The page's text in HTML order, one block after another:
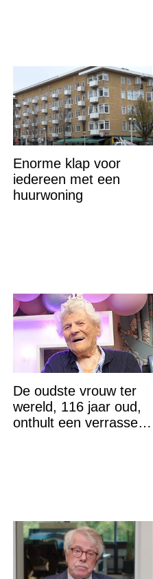
Enorme klap voor
iedereen met een
huurwoning
De oudste vrouw ter
wereld, 116 jaar oud,
onthult een verrassend